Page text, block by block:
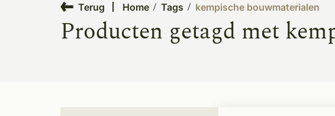
Terug Home Tags kempische bouwmaterialen
Producten getagd met